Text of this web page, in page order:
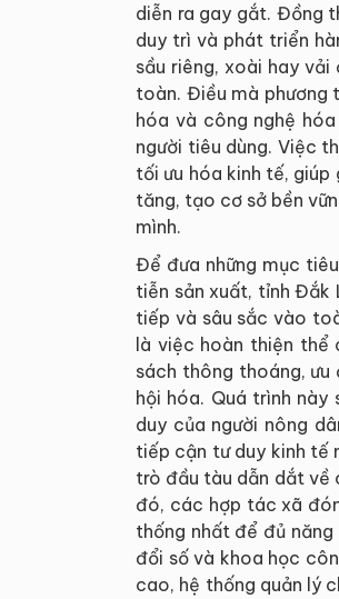
diễn ra gay gắt. Đồng
duy trì và phát triển
sầu riêng, xoài hay
toàn. Điều mà phương
hóa và công nghệ
người tiêu dùng. Việc
tối ưu hóa kinh tế,
tăng, tạo cơ sở bền
mình.
Để đưa những mục
tiễn sản xuất, tỉnh Đắk
tiếp và sâu sắc vào
là việc hoàn thiện
sách thông thoáng,
hội hóa. Quá trình
duy của người nông
tiếp cận tư duy kinh tế
trò đầu tàu dẫn dắt về
đó, các hợp tác xã
thống nhất để đủ
đổi số và khoa học
cao, hệ thống quản lý